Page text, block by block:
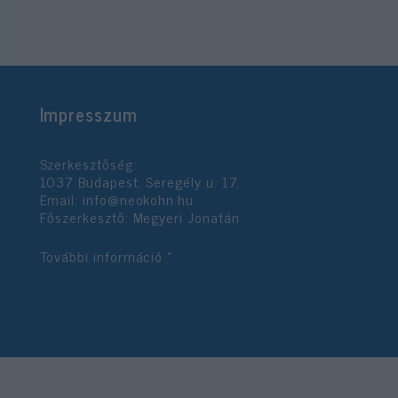
Impresszum
Szerkesztőség:
1037 Budapest, Seregély u. 17.
Email: info@neokohn.hu
Főszerkesztő: Megyeri Jonatán
További információ »